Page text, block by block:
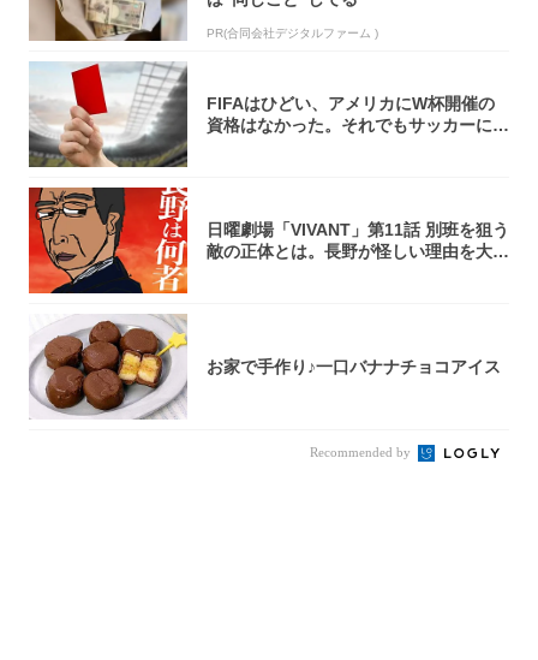
PR(合同会社デジタルファーム )
FIFAはひどい、アメリカにW杯開催の
資格はなかった。それでもサッカーには
日曜劇場「VIVANT」第11話 別班を狙う
敵の正体とは。長野が怪しい理由を大
お家で手作り♪一口バナナチョコアイス
Recommended by